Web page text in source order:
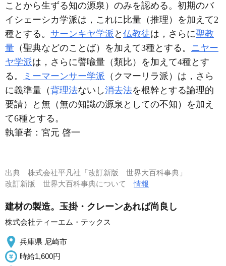
ことから生ずる知の源泉）のみを認める。初期のバ
イシェーシカ学派は，これに比量（推理）を加えて2
種とする。 サーンキヤ学派 と 仏教徒は，さらに聖教
量 （聖典などのことば）を加えて3種とする。 ニヤー
ヤ学派は，さらに譬喩量（類比）を加えて4種とす
る。
ミーマーンサー学派 （クマーリラ派）は，さら
に義準量（背理法ないし消去法を根幹とする論理的
要請）と無（無の知識の源泉としての不知）を加え
て6種とする。
執筆者： 宮元 啓一
出典 株式会社平凡社「改訂新版 世界大百科事典」
改訂新版 世界大百科事典について情報
建材の製造。玉掛・クレーンあれば尚良し
株式会社ティーエム・テックス
兵庫県 尼崎市
時給1,600円